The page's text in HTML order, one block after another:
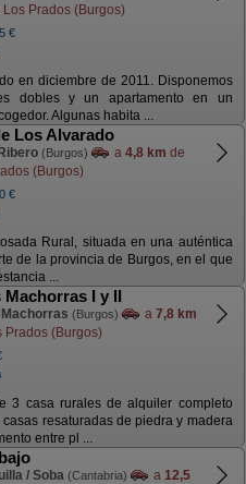
Prados (Burgos)
€
en diciembre de 2011. Disponemos
dobles y un apartamento en un
Algunas habita ...
Los Alvarado
(Burgos) a 4,8 km de
(Burgos)
€
Rural, situada en una auténtica
de la provincia de Burgos, en el que
...
Machorras I y II
Machorras (Burgos) a 7,8 km
Prados (Burgos)
3 casa rurales de alquiler completo
resaturadas de piedra y madera
entre pl ...
/ Soba (Cantabria) a 12,5